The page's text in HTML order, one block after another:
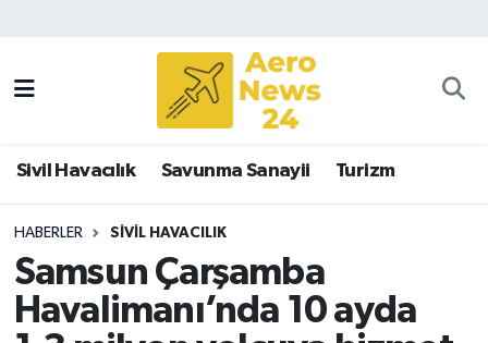
Sivil Havacılık Savunma Sanayii Turizm
HABERLER SIVIL HAVACILIK
Samsun Çarşamba
Havalimanı’nda 10 ayda